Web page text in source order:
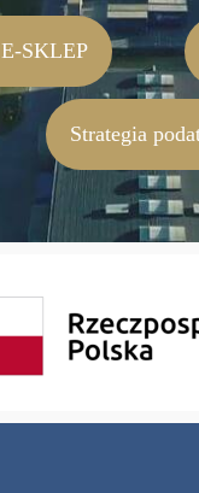
E-SKLEP
Strategia